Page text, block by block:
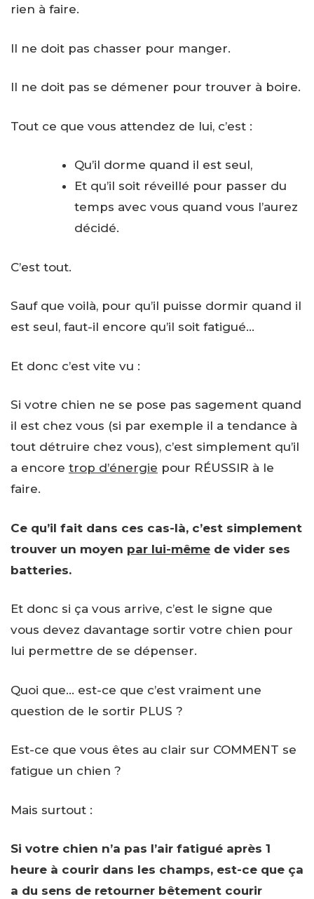
rien à faire.
Il ne doit pas chasser pour manger.
Il ne doit pas se démener pour trouver à boire.
Tout ce que vous attendez de lui, c’est :
Qu’il dorme quand il est seul,
Et qu’il soit réveillé pour passer du
temps avec vous quand vous l’aurez
décidé.
C’est tout.
Sauf que voilà, pour qu’il puisse dormir quand il
est seul, faut-il encore qu’il soit fatigué…
Et donc c’est vite vu :
Si votre chien ne se pose pas sagement quand
il est chez vous (si par exemple il a tendance à
tout détruire chez vous), c’est simplement qu’il
a encore trop d’énergie pour RÉUSSIR à le
faire.
Ce qu’il fait dans ces cas-là, c’est simplement
trouver un moyen par lui-même de vider ses
batteries.
Et donc si ça vous arrive, c’est le signe que
vous devez davantage sortir votre chien pour
lui permettre de se dépenser.
Quoi que… est-ce que c’est vraiment une
question de le sortir PLUS ?
Est-ce que vous êtes au clair sur COMMENT se
fatigue un chien ?
Mais surtout :
Si votre chien n’a pas l’air fatigué après 1
heure à courir dans les champs, est-ce que ça
a du sens de retourner bêtement courir